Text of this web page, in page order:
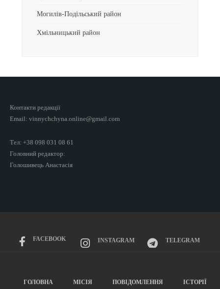
Могилів-Подільський район
Хмільницький район
Контакти редакції
Email: vinnychchyna.online@gmail.com
Тел: +38 098 031 08 61
Головний редактор:
Голошивець Анастасія
FACEBOOK INSTAGRAM TELEGRAM
ГОЛОВНА МІСІЯ ПОВІДОМЛЕННЯ ІСТОРІЇ